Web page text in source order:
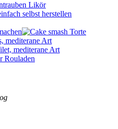
selbst herstellen
mediterane Art